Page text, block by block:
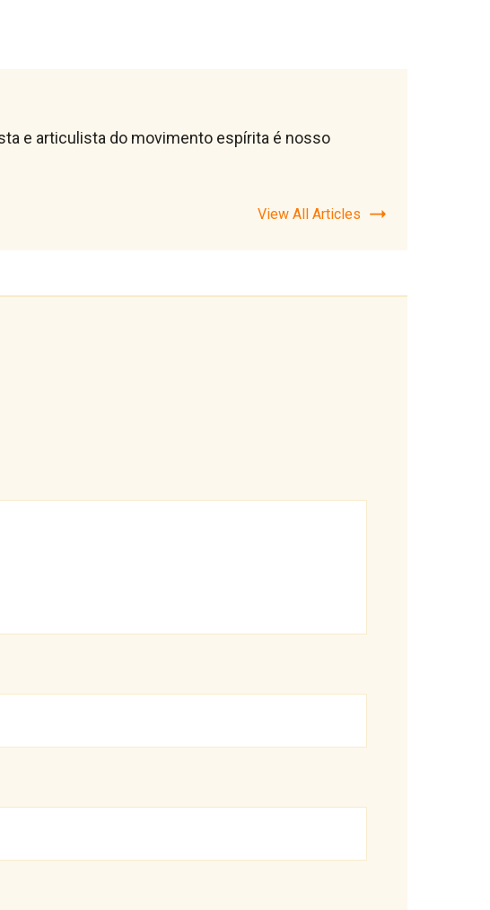
e articulista do movimento espírita é nosso
View All Articles